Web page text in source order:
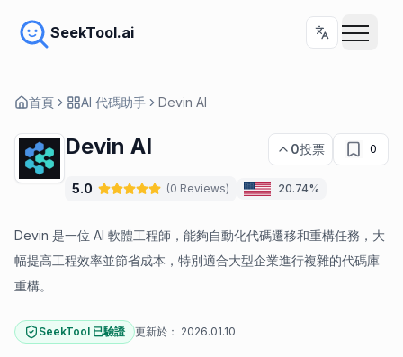
SeekTool.ai
首頁 AI 代碼助手 Devin AI
Devin AI 0投票 0
5.0 (0 Reviews) 20.74%
Devin 是一位 AI 軟體工程師，能夠自動化代碼遷移和重構任務，大
幅提高工程效率並節省成本，特別適合大型企業進行複雜的代碼庫
重構。
SeekTool 已驗證 更新於： 2026.01.10